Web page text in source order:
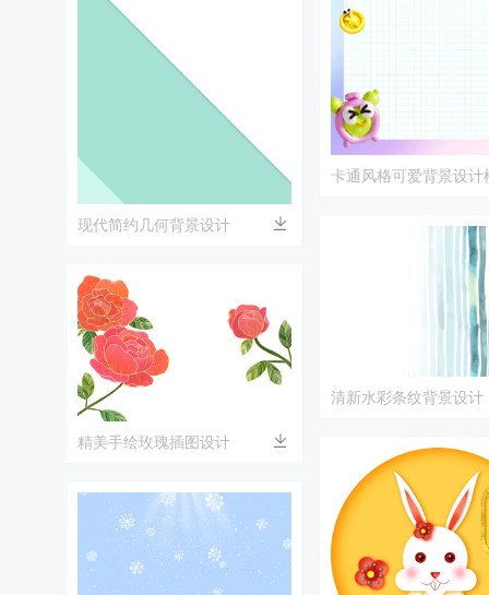
现代简约几何背景设计
精美手绘玫瑰插图设计
卡通风格可爱背景设计
清新水彩条纹背景设计